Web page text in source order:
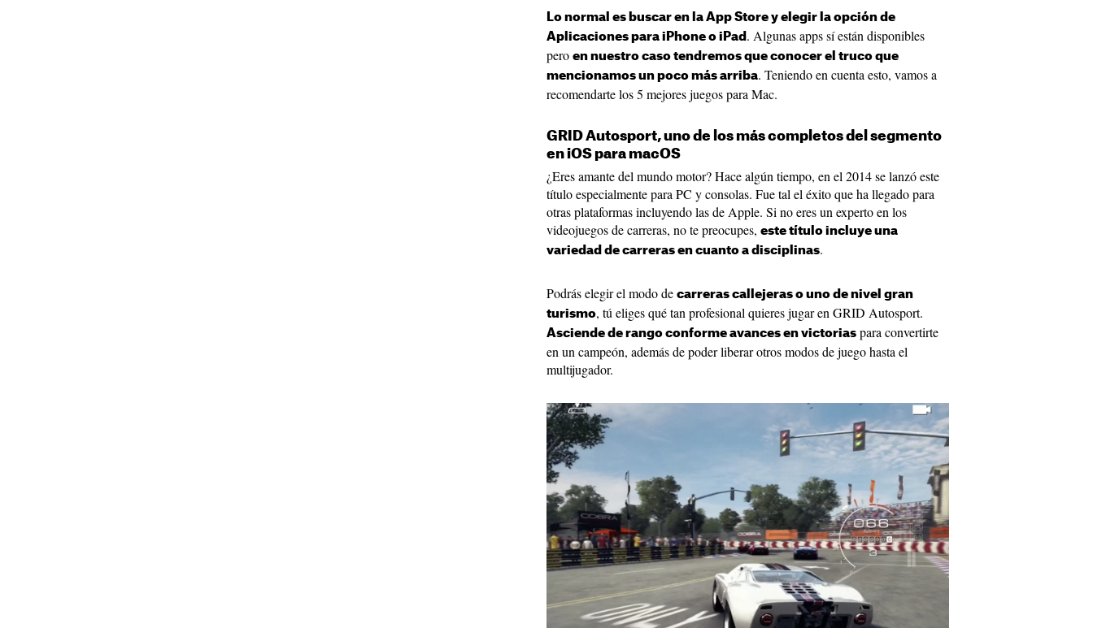
Lo normal es buscar en la App Store y elegir la opción de
Aplicaciones para iPhone o iPad . Algunas apps sí están disponibles
pero en nuestro caso tendremos que conocer el truco que
mencionamos un poco más arriba. Teniendo en cuenta esto, vamos a
recomendarte los 5 mejores juegos para Mac.
GRID Autosport, uno de los más completos del segmento
en iOS para macOS
¿Eres amante del mundo motor? Hace algún tiempo, en el 2014 se lanzó este
título especialmente para PC y consolas. Fue tal el éxito que ha llegado para
otras plataformas incluyendo las de Apple. Si no eres un experto en los
videojuegos de carreras, no te preocupes, este título incluye una
variedad de carreras en cuanto a disciplinas.
Podrás elegir el modo de carreras callejeras o uno de nivel gran
turismo, tú eliges qué tan profesional quieres jugar en GRID Autosport.
Asciende de rango conforme avances en victorias para convertirte
en un campeón, además de poder liberar otros modos de juego hasta el
multijugador.